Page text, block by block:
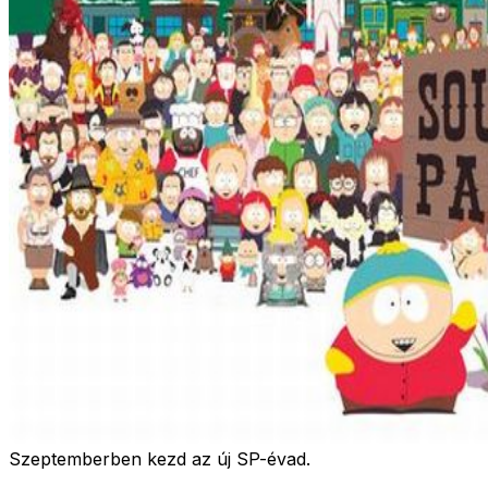
Szeptemberben kezd az új SP-évad.